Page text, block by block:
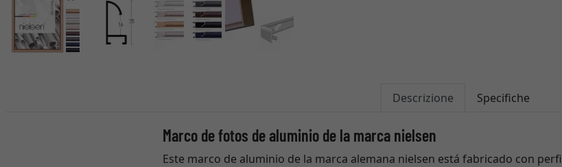
Descrizione Specifiche
Marco de fotos de aluminio de la marca nielsen
Este marco de aluminio de la marca alemana nielsen está fabricado con